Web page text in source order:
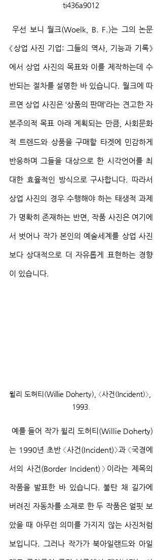
ti436a9012
우선 보니 월크(Woelk, B. F.)는 그의 논문
《상업 사진 기업: 그들의 역사, 기능과 기록》
에서 상업 사진의 목표와 이를 제작하는데 수
반되는 절차를 설명한 바 있습니다. 월크에 따
르면 상업 사진은 ‘상품의 판매’라는 견고한 자
본주의적 목표 아래 계획되는 만큼, 사회문화
적 트렌드와 상품을 구매할 타겟에 민감하게
반응하며 그들을 대상으로 한 시각언어를 최
대한 효율적인 방식으로 구사합니다. 따라서
상업 사진의 경우 수행해야 하는 태생적 과제
가 명확히 존재하는 반면, 작품 사진은 여기에
서 벗어나 작가 본인의 예술세계를 상업 사진
보다 상대적으로 더 자유롭게 표현하는 경향
이 있습니다.
윌리 도허티(Willie Doherty), 〈사건(Incident)〉,
1993.
는 1990년 초반 〈사건(Incident)〉과 〈국경에
서의 사건(Border Incident)〉이라는 제목의
작품을 발표한 바 있습니다. 불탄 채 길가에
버려진 자동차를 소재로 한 두 작품은 얼핏 보
았을 때 아무런 의미를 가지지 않는 사진처럼
보입니다. 그러나 작가가 북아일랜드와 아일